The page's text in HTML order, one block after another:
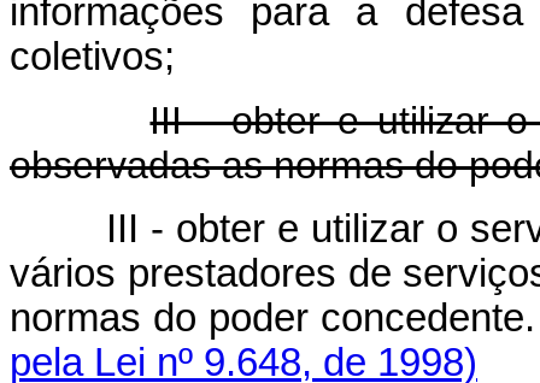
informações para a
coletivos;
III - obter e utilizar o
observadas as normas do
III - obter e utilizar o
vários prestadores de
normas do poder
pela Lei nº 9.648, de 1998)